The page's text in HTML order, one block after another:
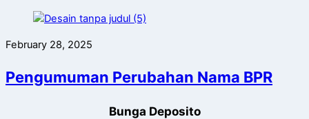
February 28, 2025
Pengumuman Perubahan Nama BPR
Bunga Deposito